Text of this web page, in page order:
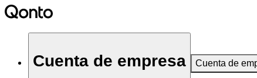
Cuenta de empresa Cuenta de